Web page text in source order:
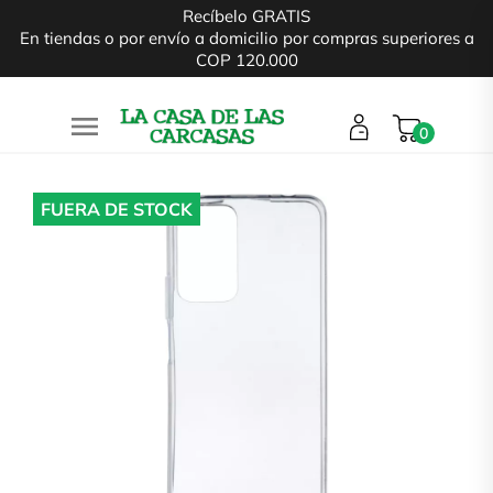
Recíbelo GRATIS
En tiendas o por envío a domicilio por compras superiores a
COP 120.000
 0
FUERA DE STOCK